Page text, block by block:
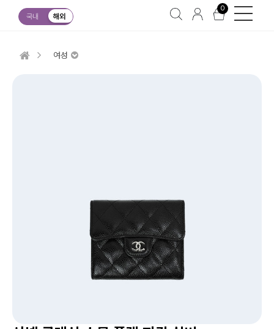
국내 해외
0
여성